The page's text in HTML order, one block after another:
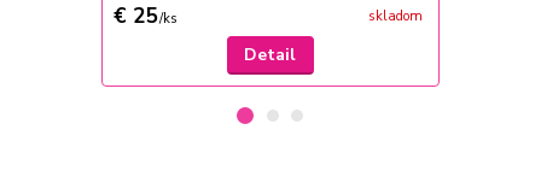
€ 25/ks skladom
Detail